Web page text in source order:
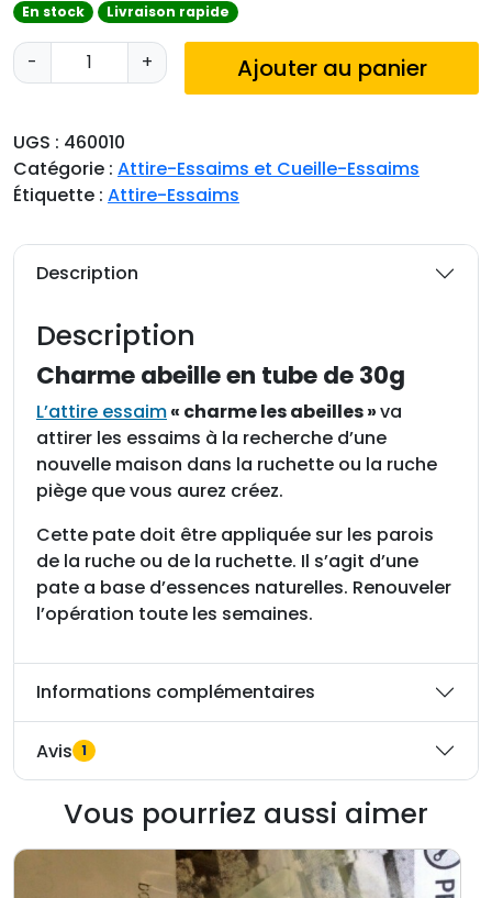
En stock Livraison rapide
-
q
u
n
t
i
e
b
e
+ Ajouter au panier
UGS : 460010
Catégorie : Attire-Essaims et Cueille-Essaims
Étiquette : Attire-Essaims
Description
Description
Charme abeille en tube de 30g
L’attire essaim« charme les abeilles »va
attirer les essaims à la recherche d’une
nouvelle maison dans la ruchette ou la ruche
piège que vous aurez créez.
Cette pate doit être appliquée sur les parois
de la ruche ou de la ruchette. Il s’agit d’une
pate a base d’essences naturelles. Renouveler
l’opération toute les semaines.
Informations complémentaires
Avis 1
Vous pourriez aussi aimer